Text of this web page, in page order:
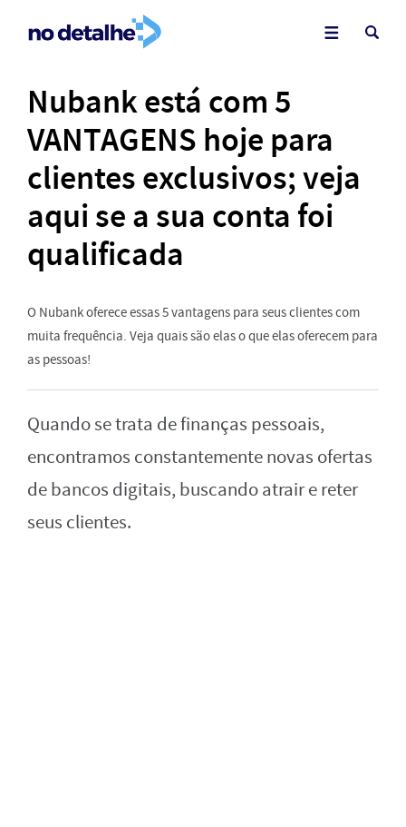
Nubank está com 5
VANTAGENS hoje para
clientes exclusivos; veja
aqui se a sua conta foi
qualificada
O Nubank oferece essas 5 vantagens para seus clientes com
muita frequência. Veja quais são elas o que elas oferecem para
as pessoas!
Quando se trata de finanças pessoais,
encontramos constantemente novas ofertas
de bancos digitais, buscando atrair e reter
seus clientes.